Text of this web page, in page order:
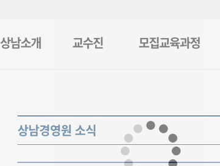
상남소개 교수진 모집교육과정
상남경영원 소식